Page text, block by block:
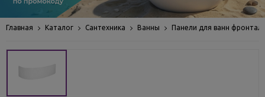
Главная Каталог Сантехника Ванны Панели для ванн